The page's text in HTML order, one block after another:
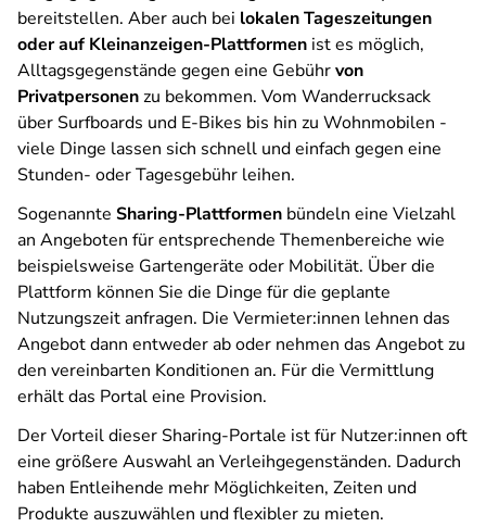
bereitstellen. Aber auch bei lokalen Tageszeitungen
oder auf Kleinanzeigen-Plattformen ist es möglich,
Alltagsgegenstände gegen eine Gebührvon
Privatpersonenzu bekommen. Vom Wanderrucksack
über Surfboards und E-Bikes bis hin zu Wohnmobilen -
viele Dinge lassen sich schnell und einfach gegen eine
Stunden- oder Tagesgebühr leihen.
Sogenannte Sharing-Plattformen bündeln eine Vielzahl
an Angeboten für entsprechende Themenbereiche wie
beispielsweise Gartengeräte oder Mobilität. Über die
Plattform können Sie die Dinge für die geplante
Nutzungszeit anfragen. Die Vermieter:innen lehnen das
Angebot dann entweder ab oder nehmen das Angebot zu
den vereinbarten Konditionen an. Für die Vermittlung
erhält das Portal eine Provision.
Der Vorteil dieser Sharing-Portale ist für Nutzer:innen oft
eine größere Auswahl an Verleihgegenständen. Dadurch
haben Entleihende mehr Möglichkeiten, Zeiten und
Produkte auszuwählen und flexibler zu mieten.